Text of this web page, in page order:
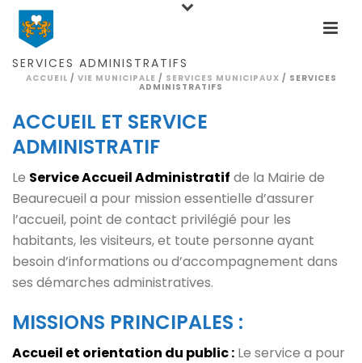
SERVICES ADMINISTRATIFS
ACCUEIL / VIE MUNICIPALE / SERVICES MUNICIPAUX / SERVICES
ADMINISTRATIFS
ACCUEIL ET SERVICE
ADMINISTRATIF
Le Service Accueil Administratif de la Mairie de
Beaurecueil a pour mission essentielle d’assurer
l’accueil, point de contact privilégié pour les
habitants, les visiteurs, et toute personne ayant
besoin d’informations ou d’accompagnement dans
ses démarches administratives.
MISSIONS PRINCIPALES :
Accueil et orientation du public : Le service a pour